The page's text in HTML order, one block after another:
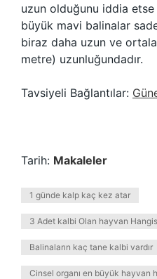
uzun olduğunu iddia etse
büyük mavi balinalar
biraz daha uzun ve
metre) uzunluğundadır.
Tavsiyeli Bağlantılar:
Tarih: Makaleler
1 günde kalp kaç kez atar
3 Adet kalbi Olan hayvan
Balinaların kaç tane kalbi vardır
Cinsel organı en büyük hayvan